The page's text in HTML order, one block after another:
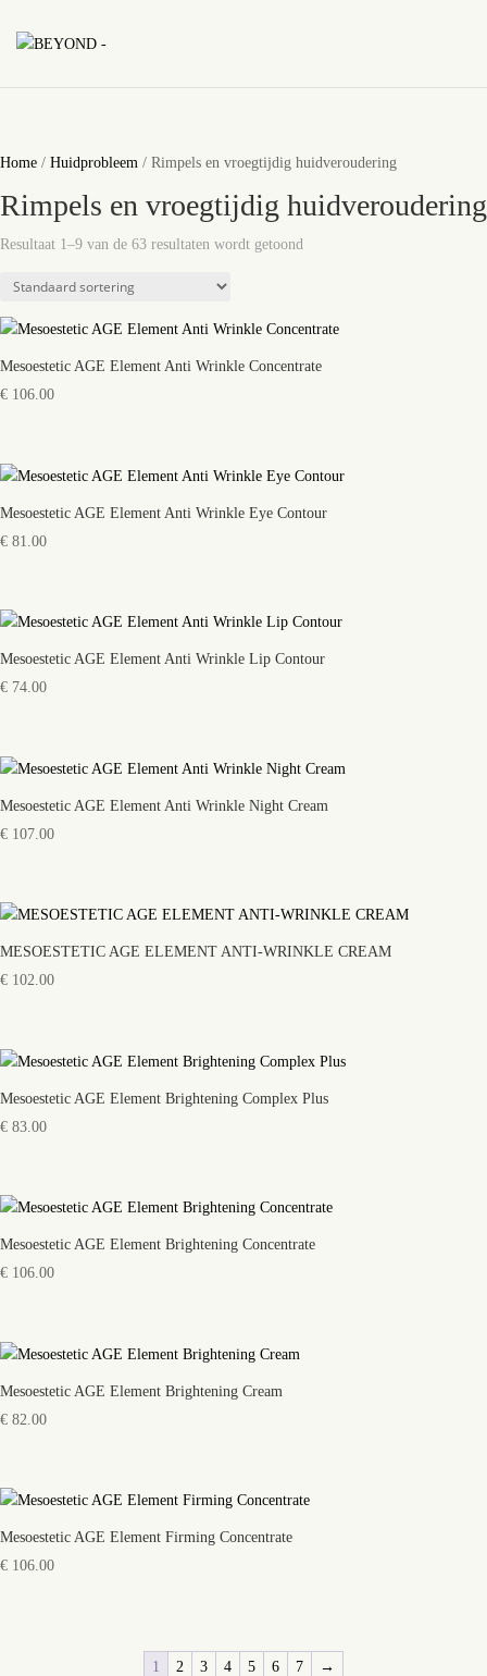
Home / Huidprobleem / Rimpels en vroegtijdig huidveroudering
Rimpels en vroegtijdig huidveroudering
Resultaat 1–9 van de 63 resultaten wordt getoond
Mesoestetic AGE Element Anti Wrinkle Concentrate
€ 106.00
Mesoestetic AGE Element Anti Wrinkle Eye Contour
€ 81.00
Mesoestetic AGE Element Anti Wrinkle Lip Contour
€ 74.00
Mesoestetic AGE Element Anti Wrinkle Night Cream
€ 107.00
MESOESTETIC AGE ELEMENT ANTI-WRINKLE CREAM
€ 102.00
Mesoestetic AGE Element Brightening Complex Plus
€ 83.00
Mesoestetic AGE Element Brightening Concentrate
€ 106.00
Mesoestetic AGE Element Brightening Cream
€ 82.00
Mesoestetic AGE Element Firming Concentrate
€ 106.00
1 2 3 4 5 6 7 →